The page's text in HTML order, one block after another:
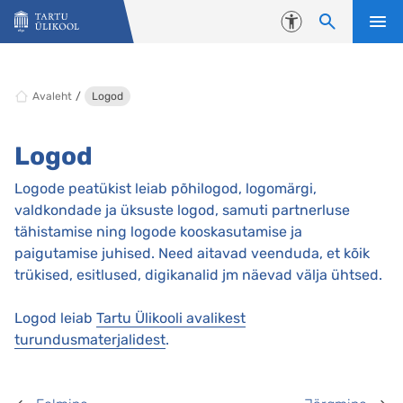
Liigu edasi põhisisu juurde
Juurdepääsetavus
Avaleht Logod
Logod
Logode peatükist leiab põhilogod, logomärgi,
valdkondade ja üksuste logod, samuti partnerluse
tähistamise ning logode kooskasutamise ja
paigutamise juhised. Need aitavad veenduda, et kõik
trükised, esitlused, digikanalid jm näevad välja ühtsed.
Logod leiab Tartu Ülikooli avalikest
turundusmaterjalidest.